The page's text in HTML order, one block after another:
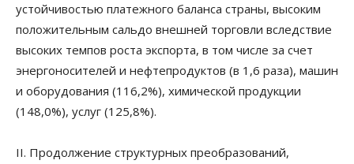
устойчивостью платежного баланса страны, высоким
положительным сальдо внешней торговли вследствие
высоких темпов роста экспорта, в том числе за счет
энергоносителей и нефтепродуктов (в 1,6 раза), машин
и оборудования (116,2%), химической продукции
(148,0%), услуг (125,8%).
II. Продолжение структурных преобразований,